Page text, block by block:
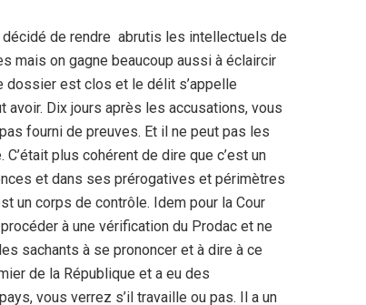
de rendre abrutis les intellectuels de
mais on gagne beaucoup aussi à éclaircir
dossier est clos et le délit s’appelle
avoir. Dix jours après les accusations, vous
fourni de preuves. Et il ne peut pas les
plus cohérent de dire que c’est un
et dans ses prérogatives et périmètres
un corps de contrôle. Idem pour la Cour
à une vérification du Prodac et ne
sachants à se prononcer et à dire à ce
de la République et a eu des
vous verrez s’il travaille ou pas. Il a un